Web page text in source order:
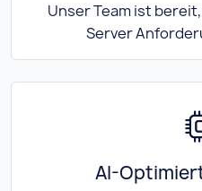
Unser Team ist
Server
AI-